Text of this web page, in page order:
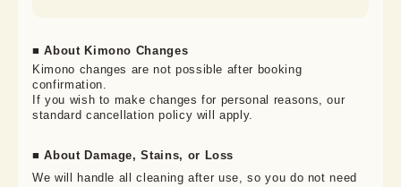
■ About Kimono Changes
Kimono changes are not possible after booking
confirmation.
If you wish to make changes for personal reasons, our
standard cancellation policy will apply.
■ About Damage, Stains, or Loss
We will handle all cleaning after use, so you do not need